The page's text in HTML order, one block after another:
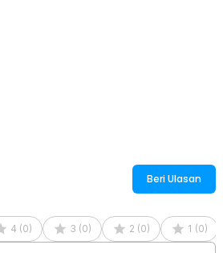
Beri Ulasan
4 (0) 3 (0) 2 (0) 1 (0)